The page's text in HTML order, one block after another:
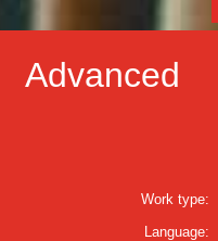
Advanced
Work type:
Language: